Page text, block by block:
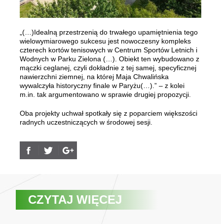
„(…)Idealną przestrzenią do trwałego upamiętnienia tego
wielowymiarowego sukcesu jest nowoczesny kompleks
czterech kortów tenisowych w Centrum Sportów Letnich i
Wodnych w Parku Zielona (…). Obiekt ten wybudowano z
mączki ceglanej, czyli dokładnie z tej samej, specyficznej
nawierzchni ziemnej, na której Maja Chwalińska
wywalczyła historyczny finale w Paryżu(…).” – z kolei
m.in. tak argumentowano w sprawie drugiej propozycji.
Oba projekty uchwał spotkały się z poparciem większości
radnych uczestniczących w środowej sesji.
CZYTAJ WIĘCEJ